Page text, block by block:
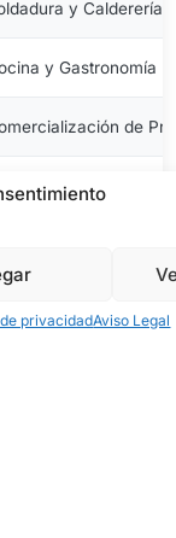
privacidadAviso Legal
y Calderería
y Gastronomía
de
en